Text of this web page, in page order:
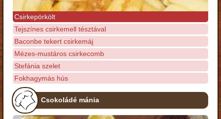
Csirkepörkölt
Tejszínes csirkemell tésztával
Baconbe tekert csirkemáj
Mézes-mustáros csirkecomb
Stefánia szelet
Fokhagymás hús
Csokoládé mánia